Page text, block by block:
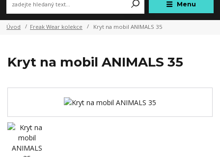
Menu
Úvod Freak Wear kolekce Kryt na mobil ANIMALS 35
Kryt na mobil ANIMALS 35